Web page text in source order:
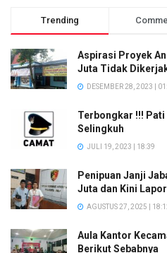
Trending
Aspirasi Proyek
Juta Tidak
DESEMBER 28, 2023 |
Terbongkar !!! Pati
Selingkuh
JULI 19, 2023 | 18:39
Penipuan Janji
Juta dan Kini
AGUSTUS 27, 2025 |
Aula Kantor
Berikut Sebabnya